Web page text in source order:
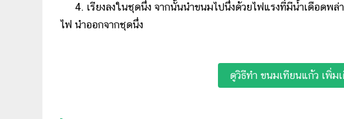
4. เรียงลงในชุดนึ่ง จากนั้นนำขนมไปนึ่งด้วยไฟแรงที่มีน้ำเดือดพ
ไฟ นำออกจากชุดนึ่ง
ดูวิธีทำ ขนมเทียนแก้ว เพิ่ม